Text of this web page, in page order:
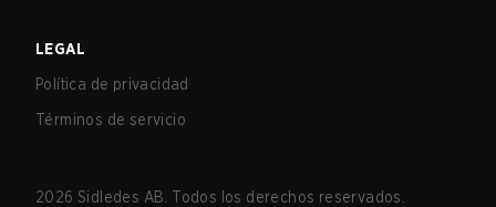
LEGAL
Política de privacidad
Términos de servicio
2026 Sidledes AB. Todos los derechos reservados.